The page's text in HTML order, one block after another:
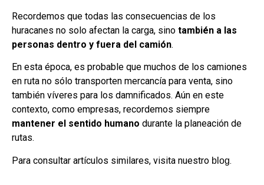
Recordemos que todas las consecuencias de los
huracanes no solo afectan la carga, sino también a las
personas dentro y fuera del camión.
En esta época, es probable que muchos de los camiones
en ruta no sólo transporten mercancía para venta, sino
también víveres para los damnificados. Aún en este
contexto, como empresas, recordemos siempre
mantener el sentido humano durante la planeación de
rutas.
Para consultar artículos similares, visita nuestro blog.